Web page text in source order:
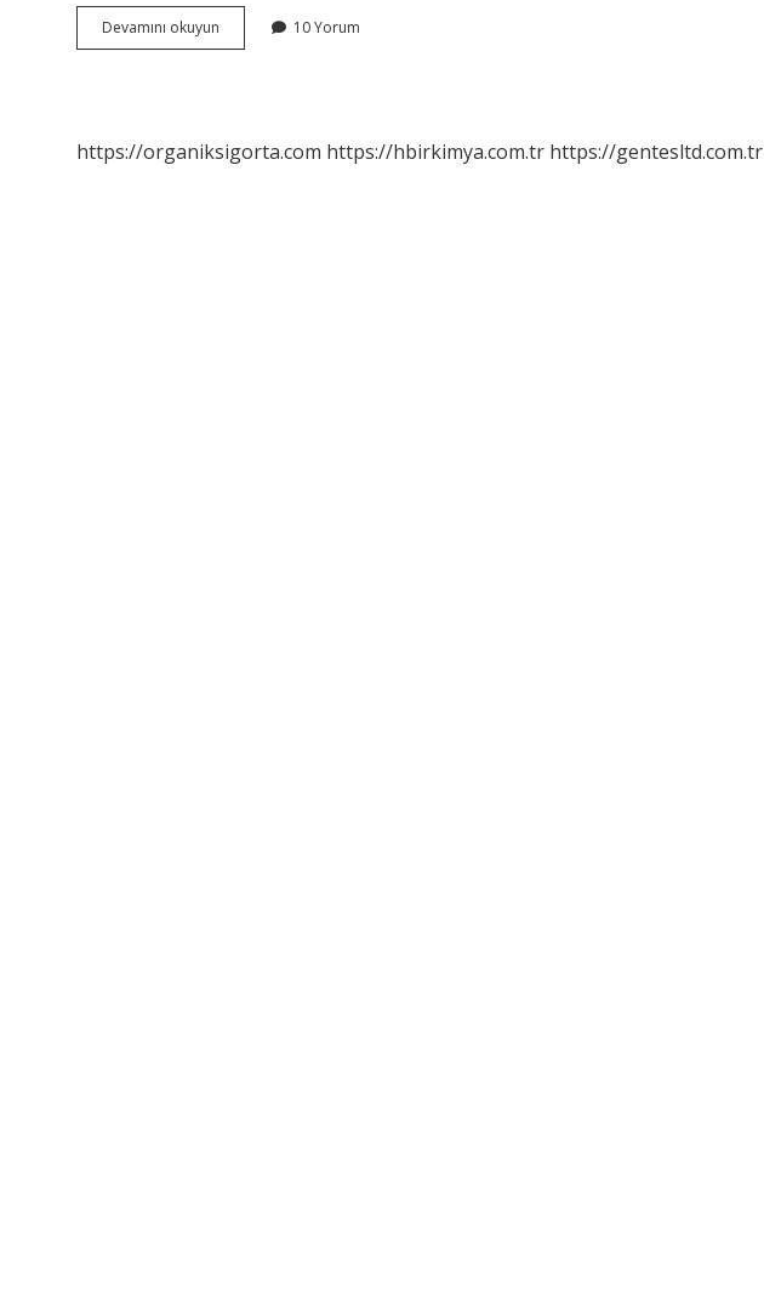
Devamını okuyun
Hediyesi
10 Yorum
https://organiksigorta.com https://hbirkimya.com.tr https://gentesltd.com.tr